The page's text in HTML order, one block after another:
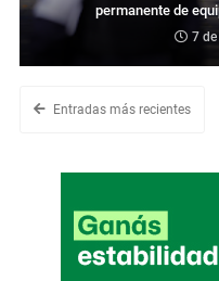
permanente de
7
Entradas más recientes